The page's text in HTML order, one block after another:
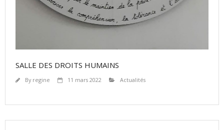
SALLE DES DROITS HUMAINS
By regine 11 mars 2022 Actualités